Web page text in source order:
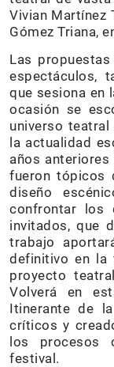
Vivian Martínez
Gómez Triana,
Las
espectáculos,
que sesiona en
ocasión se
universo
la actualidad
años
fueron tópicos
diseño
confrontar los
invitados, que
trabajo
definitivo en la
proyecto
Volverá en
Itinerante de
críticos y
los procesos
festival.